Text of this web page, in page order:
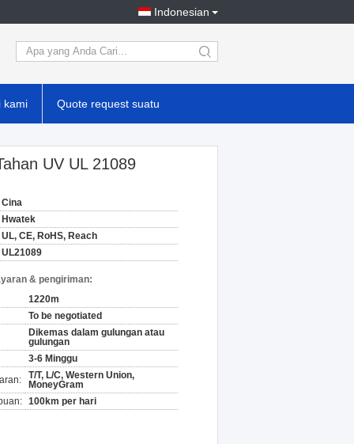
Indonesian
search
kami Quote request suatu
UV UL 21089
Cina
Hwatek
UL, CE, RoHS, Reach
UL21089
& pengiriman:
1220m
To be negotiated
Dikemas dalam gulungan atau
gulungan
3-6 Minggu
T/T, L/C, Western Union,
MoneyGram
100km per hari